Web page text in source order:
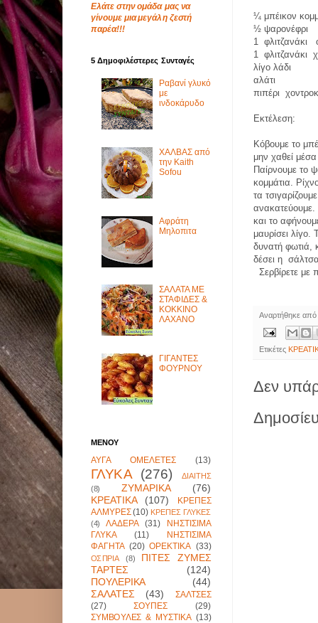
¼ μπέικον
½ ψαρονέφρι
1 φλιτζανάκι
1 φλιτζανάκι
λίγο λάδι
αλάτι
πιπέρι
Εκτέλεση:
Κόβουμε το
μην χαθεί
Παίρνουμε το
κομμάτια.
τα
ανακατεύουμε.
και το
μαυρίσει λίγο.
δυνατή φωτιά,
δέσει η
Σερβίρετε με
Αναρτήθηκε
Ετικέτες
Δεν
Ελάτε στην ομάδα μας να
γίνουμε μια μεγάλη ζεστή
παρέα!!!
5 Δημοφιλέστερες Συνταγές
Ραβανί γλυκό
με
ινδοκάρυδο
ΧΑΛΒΑΣ από
την Kaith
Sofou
Αφράτη
Μηλοπιτα
ΣΑΛΑΤΑ ΜΕ
ΣΤΑΦΙΔΕΣ &
ΚΟΚΚΙΝΟ
ΛΑΧΑΝΟ
ΓΙΓΑΝΤΕΣ
ΦΟΥΡΝΟΥ
ΜΕΝΟΥ
ΑΥΓΑ ΟΜΕΛΕΤΕΣ (13)
ΓΛΥΚΑ (276)
ΔΙΑΙΤΗΣ
(8)
ΖΥΜΑΡΙΚΑ
(76)
ΚΡΕΑΤΙΚΑ
(107)
ΚΡΕΠΕΣ
ΑΛΜΥΡΕΣ (10) ΚΡΕΠΕΣ ΓΛΥΚΕΣ
(4)
ΛΑΔΕΡΑ (31)
ΝΗΣΤΙΣΙΜΑ
ΓΛΥΚΑ
(11)
ΝΗΣΤΙΣΙΜΑ
ΦΑΓΗΤΑ (20) ΟΡΕΚΤΙΚΑ (33)
ΟΣΠΡΙΑ (8)
ΠΙΤΕΣ ΖΥΜΕΣ
ΤΑΡΤΕΣ
(124)
ΠΟΥΛΕΡΙΚΑ
(44)
ΣΑΛΑΤΕΣ
(43)
ΣΑΛΤΣΕΣ
(27)
ΣΟΥΠΕΣ
(29)
ΣΥΜΒΟΥΛΕΣ & ΜΥΣΤΙΚΑ (13)